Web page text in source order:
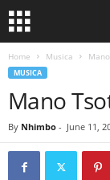
Home Musica
MUSICA
Mano
By Nhimbo - June 11,